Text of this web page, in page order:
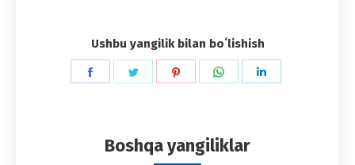
Ushbu yangilik bilan boʻlishish
Share
Share
Share
Share
Boshqa yangiliklar